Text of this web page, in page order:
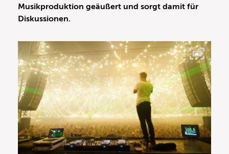
Musikproduktion geäußert und sorgt damit für
Diskussionen.